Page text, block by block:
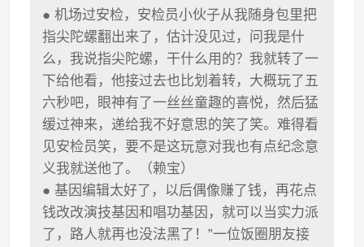
● 机场过安检，安检员小伙子从我随身包里把
指尖陀螺翻出来了，估计没见过，问我是什
么，我说指尖陀螺，干什么用的？我就转了一
下给他看，他接过去也比划着转，大概玩了五
六秒吧，眼神有了一丝丝童趣的喜悦，然后猛
缓过神来，递给我不好意思的笑了笑。难得看
见安检员笑，要不是这玩意对我也有点纪念意
义我就送他了。（赖宝）
● 基因编辑太好了，以后偶像赚了钱，再花点
钱改改演技基因和唱功基因，就可以当实力派
了，路人就再也没法黑了！”一位饭圈朋友接